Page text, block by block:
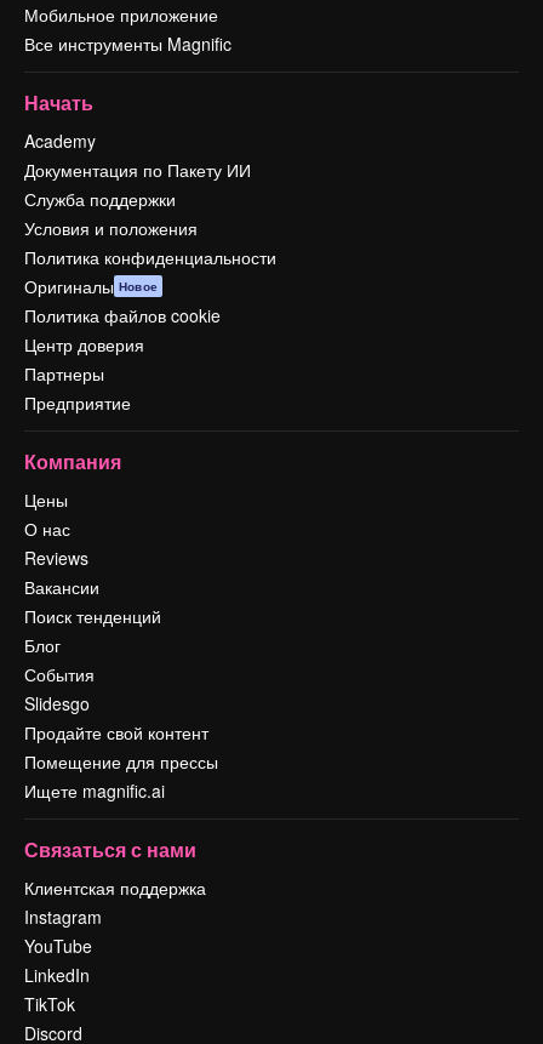
Мобильное приложение
Все инструменты Magnific
Начать
Academy
Документация по Пакету ИИ
Служба поддержки
Условия и положения
Политика конфиденциальности
Оригиналы Новое
Политика файлов cookie
Центр доверия
Партнеры
Предприятие
Компания
Цены
О нас
Reviews
Вакансии
Поиск тенденций
Блог
События
Slidesgo
Продайте свой контент
Помещение для прессы
Ищете magnific.ai
Связаться с нами
Клиентская поддержка
Instagram
YouTube
LinkedIn
TikTok
Discord